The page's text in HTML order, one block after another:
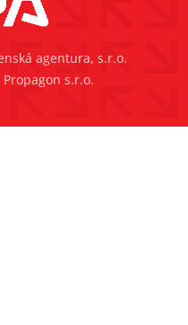
agentura, s.r.o.
s.r.o.